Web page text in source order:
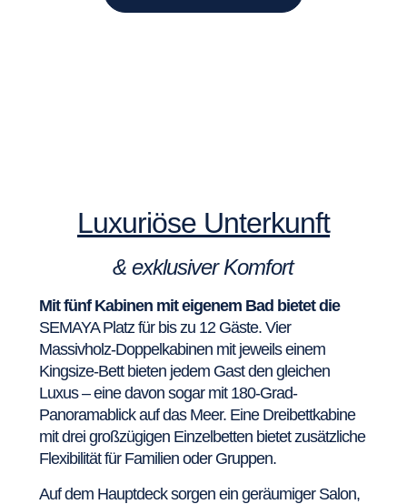
Luxuriöse Unterkunft
& exklusiver Komfort
Mit fünf Kabinen mit eigenem Bad bietet die
SEMAYA Platz für bis zu 12 Gäste. Vier
Massivholz-Doppelkabinen mit jeweils einem
Kingsize-Bett bieten jedem Gast den gleichen
Luxus – eine davon sogar mit 180-Grad-
Panoramablick auf das Meer. Eine Dreibettkabine
mit drei großzügigen Einzelbetten bietet zusätzliche
Flexibilität für Familien oder Gruppen.
Auf dem Hauptdeck sorgen ein geräumiger Salon,